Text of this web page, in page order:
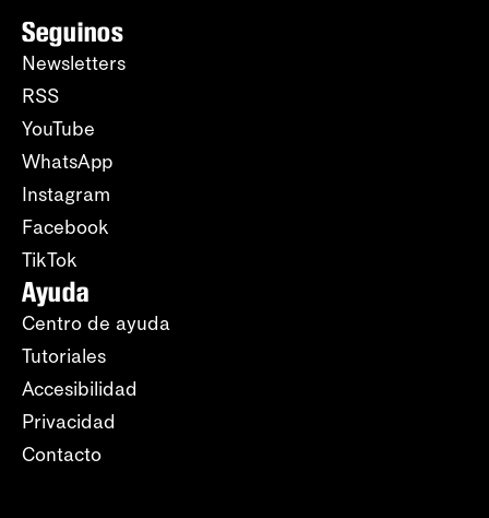
Seguinos
Newsletters
RSS
YouTube
WhatsApp
Instagram
Facebook
TikTok
Ayuda
Centro de ayuda
Tutoriales
Accesibilidad
Privacidad
Contacto